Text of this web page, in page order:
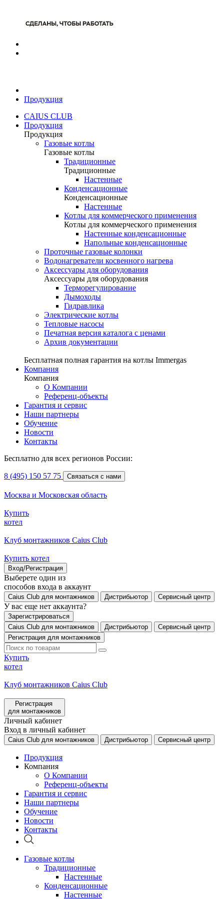
Продукция
CAIUS CLUB
Продукция
Продукция
Газовые котлы
Газовые котлы
Традиционные
Традиционные
Настенные
Конденсационные
Конденсационные
Настенные
Котлы для коммерческого применения
Котлы для коммерческого применения
Настенные конденсационные
Напольные конденсационные
Проточные газовые колонки
Водонагреватели косвенного нагрева
Аксессуары для оборудования
Аксессуары для оборудования
Терморегулирование
Дымоходы
Гидравлика
Электрические котлы
Тепловые насосы
Печатная версия каталога с ценами
Архив документации
Бесплатная полная гарантия на котлы Immergas
Компания
Компания
О Компании
Референц-объекты
Гарантия и сервис
Наши партнеры
Обучение
Новости
Контакты
Бесплатно для всех регионов России:
8 (495) 150 57 75 Связаться с нами
Москва и Московская область
Купить
котел
Клуб монтажников Caius Club
Купить котел
Вход/Регистрация
Выберете один из
способов входа в аккаунт
Caius Club для монтажников Дистрибьютор Сервисный центр
У вас еще нет аккаунта?
Зарегистрироваться
Caius Club для монтажников
Дистрибьютор
Сервисный центр
Регистрация для монтажников
Купить
котел
Клуб монтажников Caius Club
Регистрация
для монтажников
Личный кабинет
Вход в личный кабинет
Caius Club для монтажников Дистрибьютор Сервисный центр
Продукция
Компания
О Компании
Референц-объекты
Гарантия и сервис
Наши партнеры
Обучение
Новости
Контакты
Газовые котлы
Традиционные
Настенные
Конденсационные
Настенные